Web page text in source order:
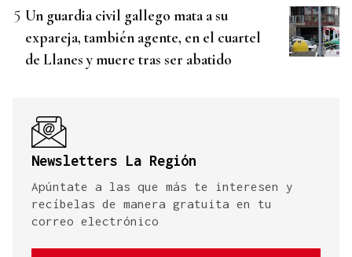
Un guardia civil gallego mata a su
expareja, también agente, en el cuartel
de Llanes y muere tras ser abatido
Newsletters La Región
Apúntate a las que más te interesen y
recíbelas de manera gratuita en tu
correo electrónico